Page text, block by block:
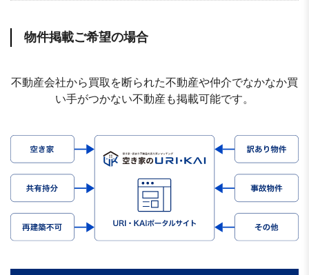
物件掲載ご希望の場合
不動産会社から買取を断られた不動産や仲介でなかなか買
い手がつかない不動産も掲載可能です。